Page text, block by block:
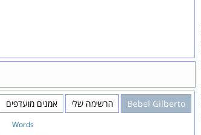
Bebel Gilberto הרשימה שלי אמנים מועדפים
Words